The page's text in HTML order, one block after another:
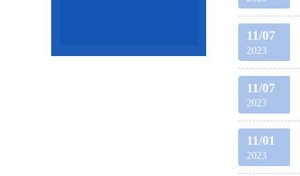
11/07
2023
11/07
2023
11/01
2023